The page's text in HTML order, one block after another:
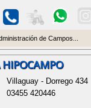
de Campos...
Villaguay - Dorrego 434
03455 420446